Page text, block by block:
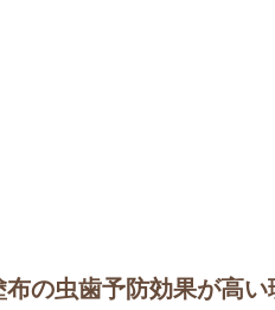
の虫歯予防効果が高い